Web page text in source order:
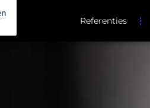
Referenties